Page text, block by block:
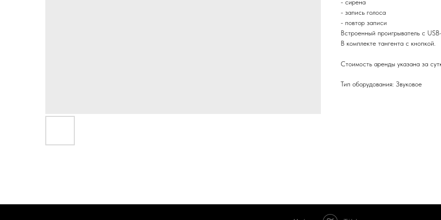
- сирена
- запись голоса
- повтор записи
Встроенный проигрыватель с
В комплекте тангента с кнопкой.
Стоимость аренды указана за
Тип оборудования: Звуковое